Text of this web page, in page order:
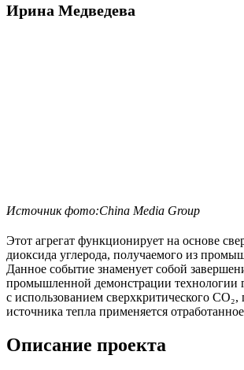
Ирина Медведева
Источник фото:China Media Group
Этот агрегат функционирует на основе
диоксида углерода, получаемого из
Данное событие знаменует собой
промышленной демонстрации технологии
с использованием сверхкритического CO₂,
источника тепла применяется
Описание проекта